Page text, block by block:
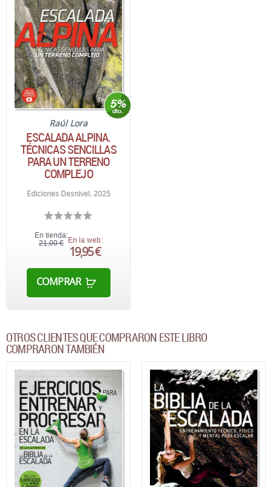
Raúl Lora
ESCALADA ALPINA.
TÉCNICAS SENCILLAS
PARA UN TERRENO
COMPLEJO
Ediciones Desnivel. 2025
En tienda:
21,00 € En la web:
19,95 €
COMPRAR
OTROS CLIENTES QUE COMPRARON ESTE LIBRO
COMPRARON TAMBIÉN